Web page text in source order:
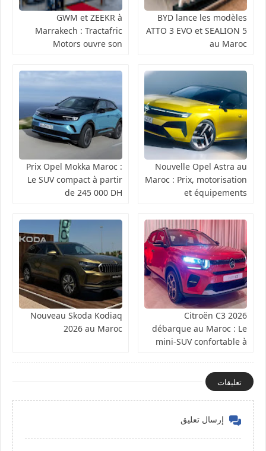
BYD lance les modèles
ATTO 3 EVO et SEALION 5
au Maroc
GWM et ZEEKR à
Marrakech : Tractafric
Motors ouvre son
Guéliz
Nouvelle Opel Astra au
Maroc : Prix, motorisation
et équipements
Prix Opel Mokka Maroc :
Le SUV compact à partir
de 245 000 DH
Citroën C3 2026
débarque au Maroc : Le
mini-SUV confortable à
Nouveau Skoda Kodiaq
2026 au Maroc
تعليقات
إرسال تعليق